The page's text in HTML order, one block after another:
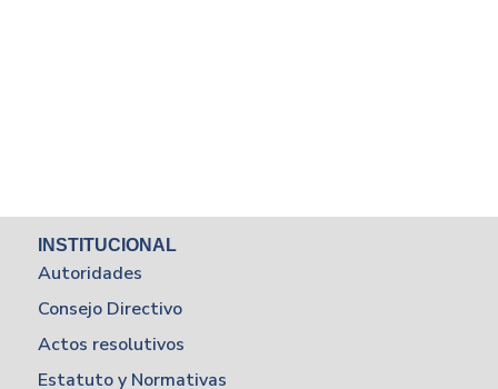
INSTITUCIONAL
Autoridades
Consejo Directivo
Actos resolutivos
Estatuto y Normativas